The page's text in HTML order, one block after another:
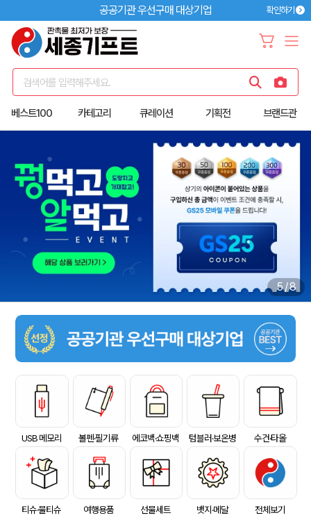
공공기관 우선구매 대상기업 확인하기
검색어를 입력해주세요.
베스트100 카테고리 큐레이션 기획전 브랜드관
5/8
USB 메모리 볼펜·필기류 에코백·쇼핑백 텀블러·보온병 수건·타올
티슈·물티슈 여행용품 선물세트 뱃지·메달 전체보기